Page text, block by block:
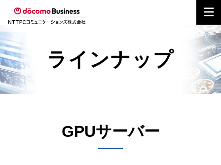
ラインナップ
GPUサーバー